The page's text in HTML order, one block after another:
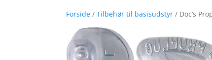
Forside /Tilbehør til basisudstyr / Doc’s